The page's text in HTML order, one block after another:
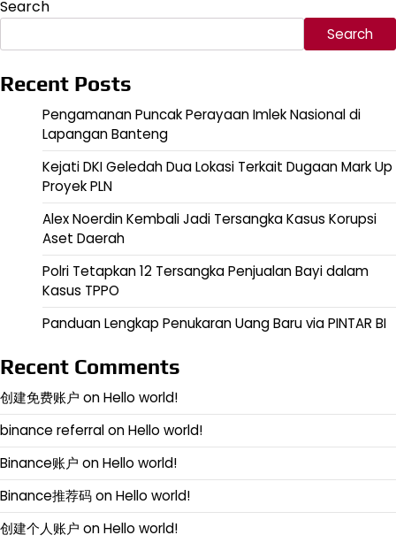
Search
Search
Recent Posts
Pengamanan Puncak Perayaan Imlek Nasional di
Lapangan Banteng
Kejati DKI Geledah Dua Lokasi Terkait Dugaan Mark Up
Proyek PLN
Alex Noerdin Kembali Jadi Tersangka Kasus Korupsi
Aset Daerah
Polri Tetapkan 12 Tersangka Penjualan Bayi dalam
Kasus TPPO
Panduan Lengkap Penukaran Uang Baru via PINTAR BI
Recent Comments
创建免费账户 onHello world!
binance referralonHello world!
Binance账户 onHello world!
Binance推荐码onHello world!
创建个人账户 onHello world!